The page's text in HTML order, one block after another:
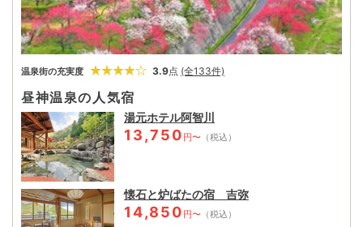
温泉街の充実度 3.9点 (全133件)
昼神温泉の人気宿
湯元ホテル阿智川
13,750 円〜 （税込）
懐石と炉ばたの宿 吉弥
14,850 円〜 （税込）